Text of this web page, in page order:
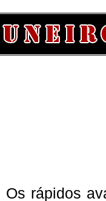
Os rápidos